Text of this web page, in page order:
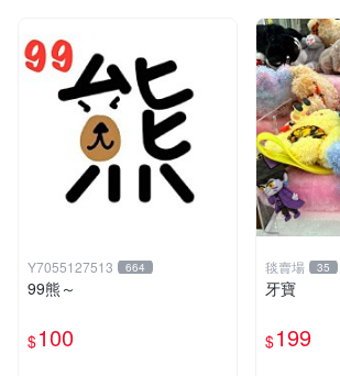
Y7055127513 664
99熊～
$100
毯賣場 35
牙寶
$199